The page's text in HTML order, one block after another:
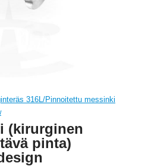
316L/Pinnoitettu messinki
(kirurginen
pinta)